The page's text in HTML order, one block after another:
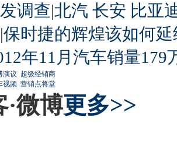
调查|北汽 长安 比亚
|保时捷的辉煌该如何延
年11月汽车销量179
演议 超级经销商
视频 营销点将堂
微博更多>>